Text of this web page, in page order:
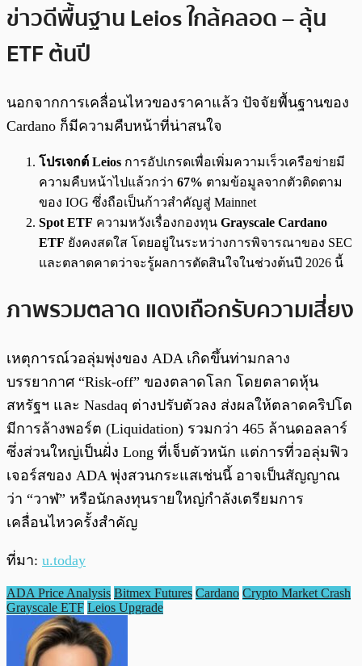
ข่าวดีพื้นฐาน Leios ใกล้คลอด – ลุ้น
ETF ต้นปี
นอกจากการเคลื่อนไหวของราคาแล้ว ปัจจัยพื้นฐานของ
Cardano ก็มีความคืบหน้าที่น่าสนใจ
โปรเจกต์ Leios การอัปเกรดเพื่อเพิ่มความเร็วเครือข่ายมี
ความคืบหน้าไปแล้วกว่า 67% ตามข้อมูลจากตัวติดตาม
ของ IOG ซึ่งถือเป็นก้าวสำคัญสู่ Mainnet
Spot ETF ความหวังเรื่องกองทุน Grayscale Cardano
ETF ยังคงสดใส โดยอยู่ในระหว่างการพิจารณาของ SEC
และตลาดคาดว่าจะรู้ผลการตัดสินใจในช่วงต้นปี 2026 นี้
ภาพรวมตลาด แดงเถือกรับความเสี่ยง
เหตุการณ์วอลุ่มพุ่งของ ADA เกิดขึ้นท่ามกลาง
บรรยากาศ “Risk-off” ของตลาดโลก โดยตลาดหุ้น
สหรัฐฯ และ Nasdaq ต่างปรับตัวลง ส่งผลให้ตลาดคริปโต
มีการล้างพอร์ต (Liquidation) รวมกว่า 465 ล้านดอลลาร์
ซึ่งส่วนใหญ่เป็นฝั่ง Long ที่เจ็บตัวหนัก แต่การที่วอลุ่มฟิว
เจอร์สของ ADA พุ่งสวนกระแสเช่นนี้ อาจเป็นสัญญาณ
ว่า “วาฬ” หรือนักลงทุนรายใหญ่กำลังเตรียมการ
เคลื่อนไหวครั้งสำคัญ
ที่มา: u.today
ADA Price Analysis Bitmex Futures Cardano Crypto Market Crash
Grayscale ETF Leios Upgrade